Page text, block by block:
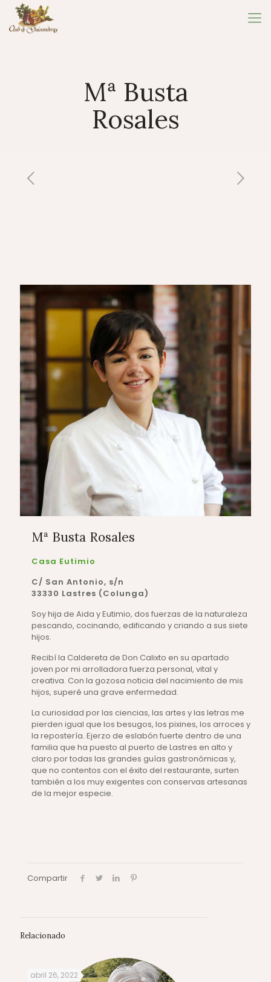
Mª Busta
Rosales
Mª Busta Rosales
Casa Eutimio
C/ San Antonio, s/n
33330 Lastres (Colunga)
Soy hija de Aida y Eutimio, dos fuerzas de la naturaleza
pescando, cocinando, edificando y criando a sus siete
hijos.
Recibí la Caldereta de Don Calixto en su apartado
joven por mi arrolladora fuerza personal, vital y
creativa. Con la gozosa noticia del nacimiento de mis
hijos, superé una grave enfermedad.
La curiosidad por las ciencias, las artes y las letras me
pierden igual que los besugos, los pixines, los arroces y
la repostería. Ejerzo de eslabón fuerte dentro de una
familia que ha puesto al puerto de Lastres en alto y
claro por todas las grandes guías gastronómicas y,
que no contentos con el éxito del restaurante, surten
también a los muy exigentes con conservas artesanas
de la mejor especie.
Compartir
Relacionado
abril 26, 2022